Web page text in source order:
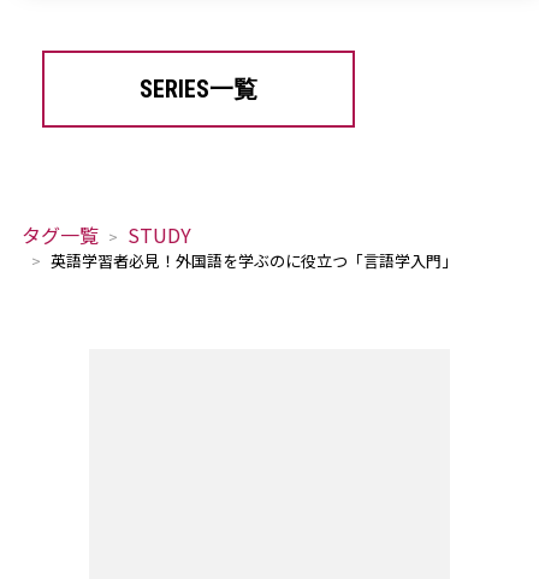
SERIES一覧
タグ一覧 STUDY
英語学習者必見！外国語を学ぶのに役立つ「言語学入門」